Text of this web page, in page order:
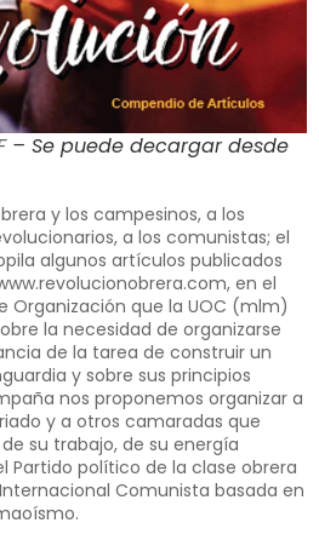
– Se puede decargar desde
y los campesinos, a los
a los comunistas; el
algunos artículos publicados
, en el
Organización que la UOC (mlm)
la necesidad de organizarse
de la tarea de construir un
y sobre sus principios
nos proponemos organizar a
y a otros camaradas que
su trabajo, de su energía
Partido político de la clase obrera
Comunista basada en